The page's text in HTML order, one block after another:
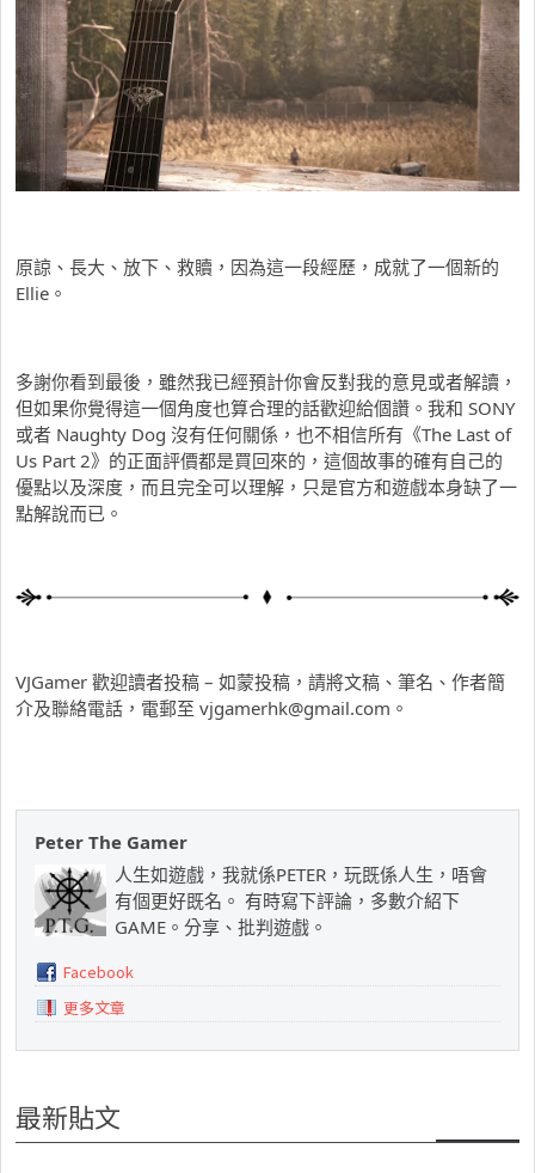
原諒、長大、放下、救贖，因為這一段經歷，成就了一個新的
Ellie。
多謝你看到最後，雖然我已經預計你會反對我的意見或者解讀，
但如果你覺得這一個角度也算合理的話歡迎給個讚。我和 SONY
或者 Naughty Dog 沒有任何關係，也不相信所有《The Last of
Us Part 2》的正面評價都是買回來的，這個故事的確有自己的
優點以及深度，而且完全可以理解，只是官方和遊戲本身缺了一
點解說而已。
VJGamer 歡迎讀者投稿 – 如蒙投稿，請將文稿、筆名、作者簡
介及聯絡電話，電郵至 vjgamerhk@gmail.com 。
Peter The Gamer
人生如遊戲，我就係PETER，玩既係人生，唔會
有個更好既名。 有時寫下評論，多數介紹下
GAME。分享、批判遊戲。
Facebook
更多文章
最新貼文